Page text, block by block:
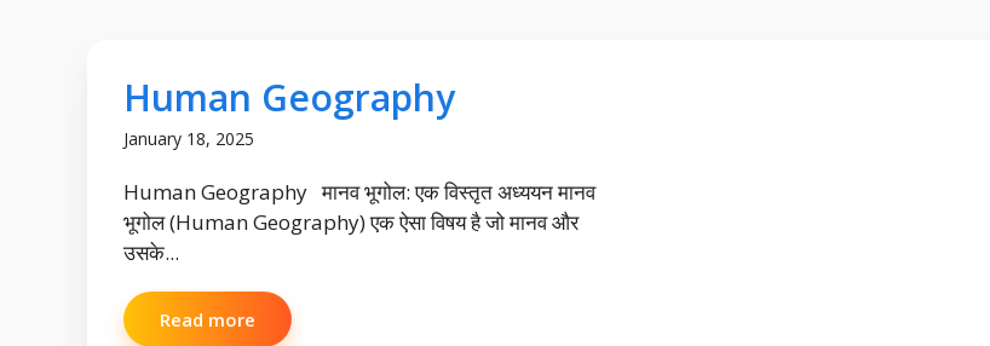
Human Geography
January 18, 2025
Human Geography मानव भूगोल: एक विस्तृत अध्ययन मानव
भूगोल (Human Geography) एक ऐसा विषय है जो मानव और
उसके...
Read more